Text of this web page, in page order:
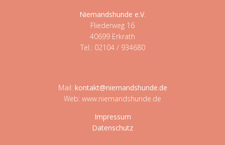
Niemandshunde e.V
Fliederweg 16
40699 Erkrath
Tel.: 02104 / 934680
Mail: kontakt@niemandshunde.de
Web: www.niemandshunde.de
Impressum
Datenschutz